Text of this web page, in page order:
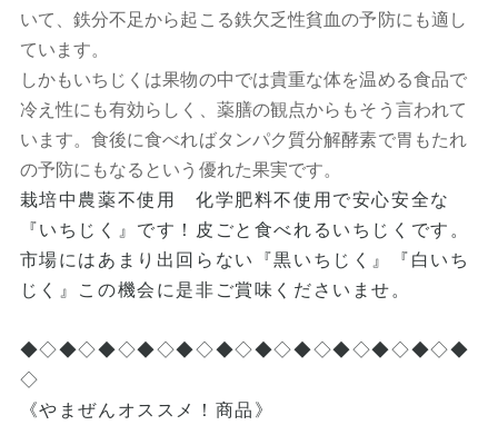
いて、鉄分不足から起こる鉄欠乏性貧血の予防にも適し
ています。
しかもいちじくは果物の中では貴重な体を温める食品で
冷え性にも有効らしく、薬膳の観点からもそう言われて
います。食後に食べればタンパク質分解酵素で胃もたれ
の予防にもなるという優れた果実です。
栽培中農薬不使用 化学肥料不使用で安心安全な
『いちじく』です！皮ごと食べれるいちじくです。
市場にはあまり出回らない『黒いちじく』『白いち
じく』この機会に是非ご賞味くださいませ。
◆◇◆◇◆◇◆◇◆◇◆◇◆◇◆◇◆◇◆◇◆◇◆
◇
《やまぜんオススメ！商品》